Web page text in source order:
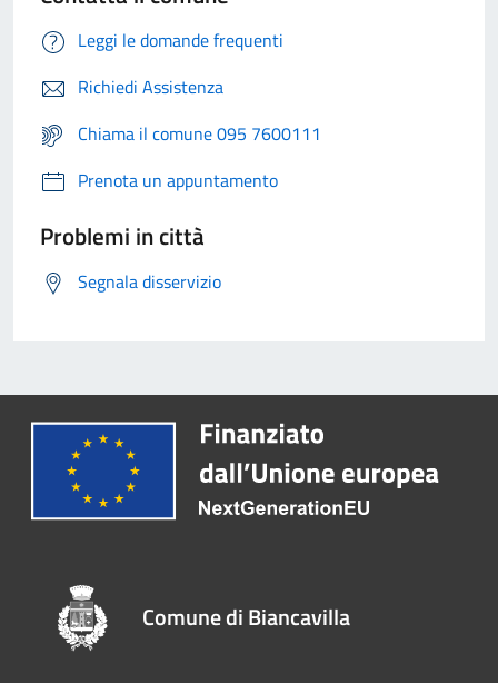
Leggi le domande frequenti
Richiedi Assistenza
Chiama il comune 095 7600111
Prenota un appuntamento
Problemi in città
Segnala disservizio
Comune di Biancavilla